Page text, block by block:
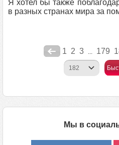
Я хотел бы также
в разных странах мира за
1 2 3 ... 179
Мы в